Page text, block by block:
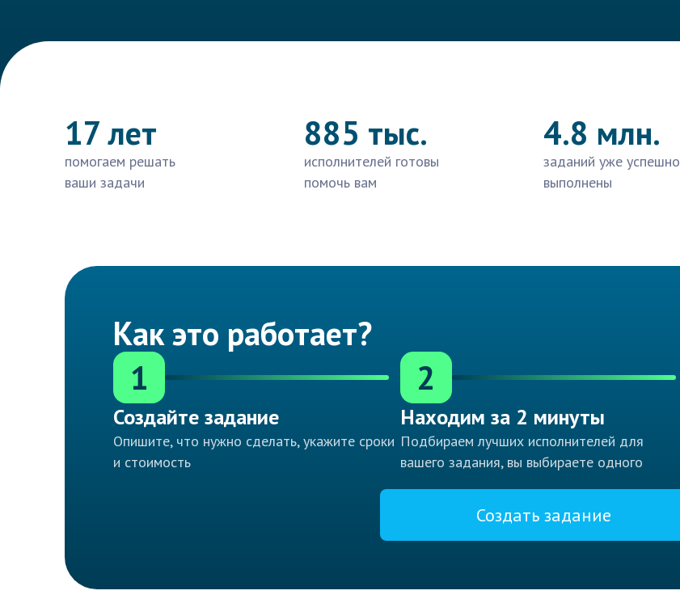
17 лет
помогаем решать
ваши задачи
885 тыс.
исполнителей готовы
помочь вам
4.8 млн.
заданий уже успешно
выполнены
Как это работает?
1
Создайте задание
Опишите, что нужно сделать, укажите сроки
и стоимость
2
Находим за 2 минуты
Подбираем лучших исполнителей для
вашего задания, вы выбираете одного
Создать задание